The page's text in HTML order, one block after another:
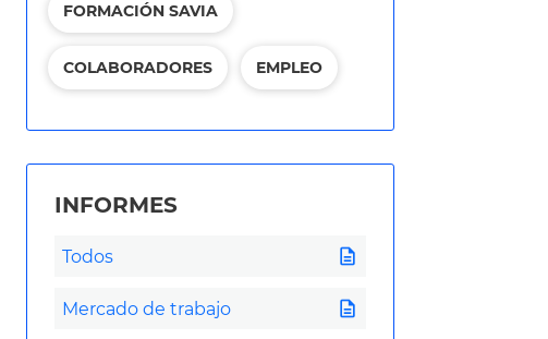
FORMACIÓN SAVIA
COLABORADORES EMPLEO
INFORMES
Todos description
Mercado de trabajo description